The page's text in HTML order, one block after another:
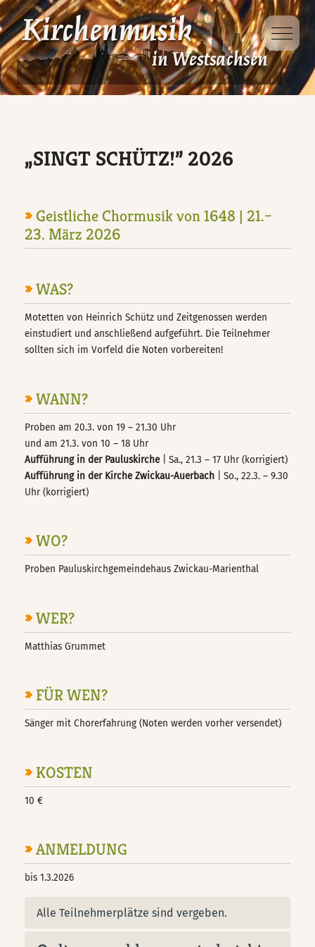
Mobile
„SINGT SCHÜTZ!” 2026
Geistliche Chormusik von 1648 | 21.–
23. März 2026
WAS?
Motetten von Heinrich Schütz und Zeitgenossen werden
einstudiert und anschließend aufgeführt. Die Teilnehmer
sollten sich im Vorfeld die Noten vorbereiten!
WANN?
Proben am 20.3. von 19 – 21.30 Uhr
und am 21.3. von 10 – 18 Uhr
Aufführung in der Pauluskirche| Sa., 21.3 – 17 Uhr (korrigiert)
Aufführung in der Kirche Zwickau-Auerbach | So., 22.3. – 9.30
Uhr (korrigiert)
WO?
Proben Pauluskirchgemeindehaus Zwickau-Marienthal
WER?
Matthias Grummet
FÜR WEN?
Sänger mit Chorerfahrung (Noten werden vorher versendet)
KOSTEN
10 €
ANMELDUNG
bis 1.3.2026
Alle Teilnehmerplätze sind vergeben.
Dabei sein
Veranstaltungen
Projekte
Kinder- und
Singt Schütz!
Jungbläsertage
Kindersingewoche
Ausbildung
D-Kirchenmusikausbildung